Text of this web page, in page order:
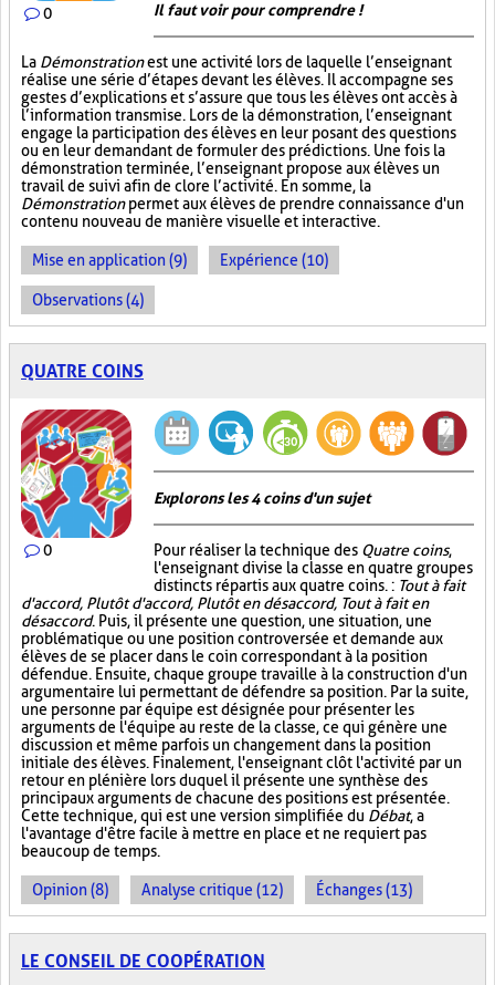
0 Il faut voir pour comprendre !
La Démonstrationest une activité lors de laquelle l’enseignant
réalise une série d’étapes devant les élèves. Il accompagne ses
gestes d’explications et s’assure que tous les élèves ont accès à
l’information transmise. Lors de la démonstration, l’enseignant
engage la participation des élèves en leur posant des questions
ou en leur demandant de formuler des prédictions. Une fois la
démonstration terminée, l’enseignant propose aux élèves un
travail de suivi afin de clore l’activité. En somme, la
Démonstrationpermet aux élèves de prendre connaissance d'un
contenu nouveau de manière visuelle et interactive.
Mise en application (9) Expérience (10)
Observations (4)
QUATRE COINS
0
Explorons les 4 coins d'un sujet
Pour réaliser la technique des Quatre coins,
l'enseignant divise la classe en quatre groupes
distincts répartis aux quatre coins. : Tout à fait
d'accord, Plutôt d'accord, Plutôt en désaccord, Tout à fait en
désaccord. Puis, il présente une question, une situation, une
problématique ou une position controversée et demande aux
élèves de se placer dans le coin correspondant à la position
défendue. Ensuite, chaque groupe travaille à la construction d'un
argumentaire lui permettant de défendre sa position. Par la suite,
une personne par équipe est désignée pour présenter les
arguments de l'équipe au reste de la classe, ce qui génère une
discussion et même parfois un changement dans la position
initiale des élèves. Finalement, l'enseignant clôt l'activité par un
retour en plénière lors duquel il présente une synthèse des
principaux arguments de chacune des positions est présentée.
Cette technique, qui est une version simplifiée du Débat, a
l'avantage d'être facile à mettre en place et ne requiert pas
beaucoup de temps.
Opinion (8) Analyse critique (12) Échanges (13)
LE CONSEIL DE COOPÉRATION